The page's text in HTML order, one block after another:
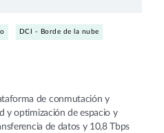
DCI - Borde de la nube
de conmutación y
y optimización de espacio y
de datos y 10,8 Tbps